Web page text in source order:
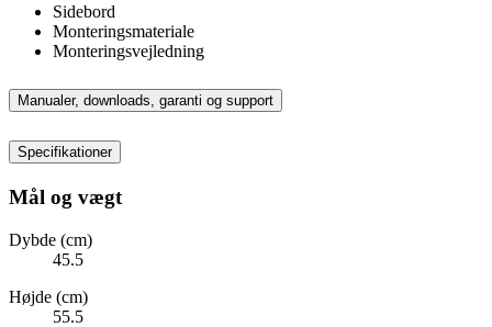
Sidebord
Monteringsmateriale
Monteringsvejledning
Manualer, downloads, garanti og support
Specifikationer
Mål og vægt
Dybde (cm)
45.5
Højde (cm)
55.5